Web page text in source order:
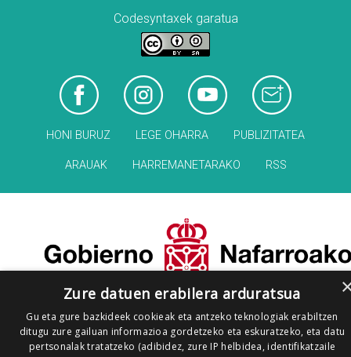
Codesyntaxek garatua
HONI BURUZ LEGE OHARRA PUBLIZITATEA
ARAUAK HARREMANETARAKO RSS
Zure datuen erabilera arduratsua
Gu eta gure bazkideek cookieak eta antzeko teknologiak erabiltzen
ditugu zure gailuan informazioa gordetzeko eta eskuratzeko, eta datu
pertsonalak tratatzeko (adibidez, zure IP helbidea, identifikatzaile